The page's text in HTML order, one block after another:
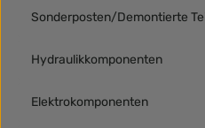
Sonderposten/Demontierte
Hydraulikkomponenten
Elektrokomponenten